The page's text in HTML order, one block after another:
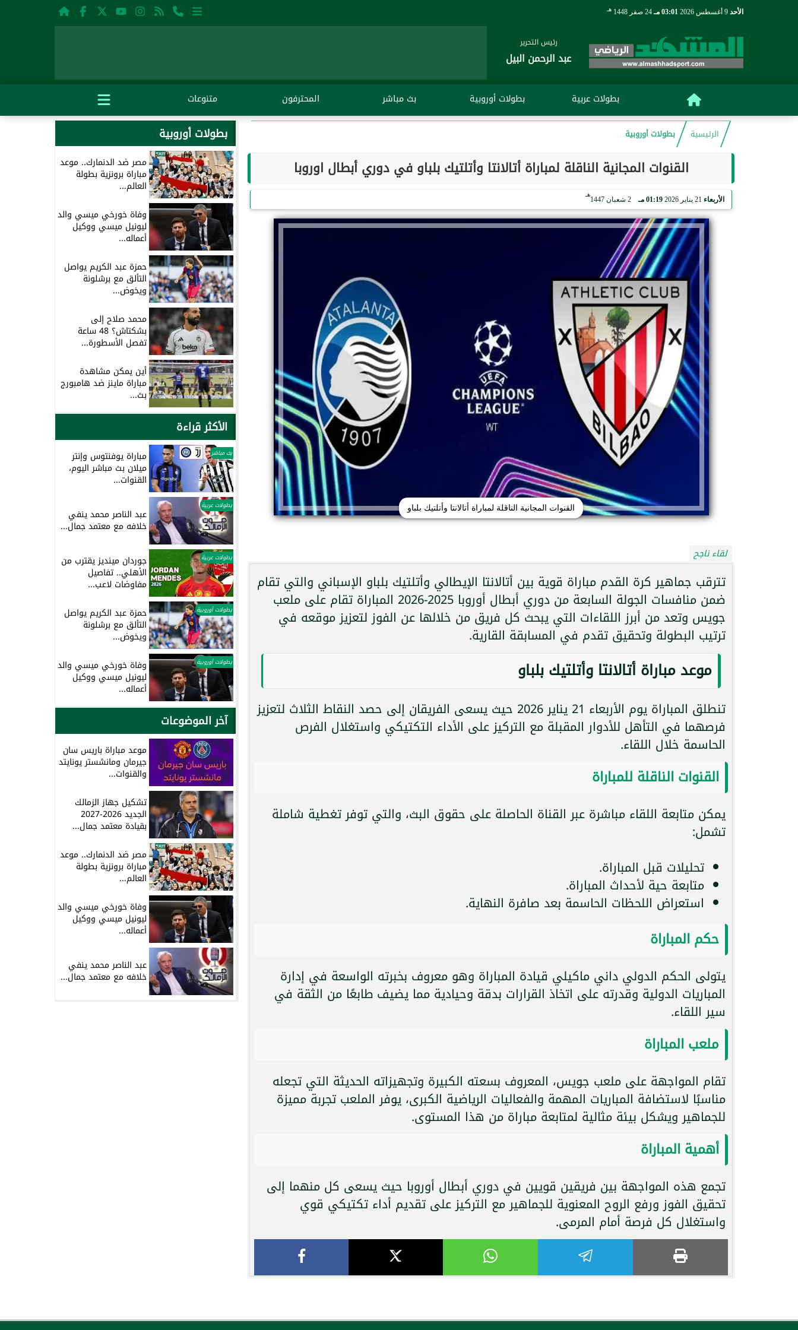
الأحد 03:01 مـ 24 صفر 1448 هـ
رئيس التحرير
عبد الرحمن البيل
بطولات عربية بطولات أوروبية بث مباشر المحترفون متنوعات
الرئيسية بطولات أوروبية
القنوات المجانية الناقلة لمباراة أتالانتا وأتلتيك بلباو في دوري أبطال اوروبا
الأربعاء 01:19 مـ 2 شعبان 1447
هـ
القنوات المجانية الناقلة لمباراة أتالانتا وأتلتيك بلباو
لقاء ناجح
تترقب جماهير كرة القدم مباراة قوية بين أتالانتا الإيطالي وأتلتيك بلباو الإسباني والتي تقام
ضمن منافسات الجولة السابعة من دوري أبطال أوروبا 2025-2026 المباراة تقام على ملعب
جويس وتعد من أبرز اللقاءات التي يبحث كل فريق من خلالها عن الفوز لتعزيز موقعه في
ترتيب البطولة وتحقيق تقدم في المسابقة القارية.
موعد مباراة أتالانتا وأتلتيك بلباو
تنطلق المباراة يوم الأربعاء 21 يناير 2026 حيث يسعى الفريقان إلى حصد النقاط الثلاث لتعزيز
فرصهما في التأهل للأدوار المقبلة مع التركيز على الأداء التكتيكي واستغلال الفرص
الحاسمة خلال اللقاء.
القنوات الناقلة للمباراة
يمكن متابعة اللقاء مباشرة عبر القناة الحاصلة على حقوق البث، والتي توفر تغطية شاملة
تشمل:
تحليلات قبل المباراة.
متابعة حية لأحداث المباراة.
استعراض اللحظات الحاسمة بعد صافرة النهاية.
حكم المباراة
يتولى الحكم الدولي داني ماكيلي قيادة المباراة وهو معروف بخبرته الواسعة في إدارة
المباريات الدولية وقدرته على اتخاذ القرارات بدقة وحيادية مما يضيف طابعًا من الثقة في
سير اللقاء.
ملعب المباراة
تقام المواجهة على ملعب جويس، المعروف بسعته الكبيرة وتجهيزاته الحديثة التي تجعله
مناسبًا لاستضافة المباريات المهمة والفعاليات الرياضية الكبرى، يوفر الملعب تجربة مميزة
للجماهير ويشكل بيئة مثالية لمتابعة مباراة من هذا المستوى.
أهمية المباراة
تجمع هذه المواجهة بين فريقين قويين في دوري أبطال أوروبا حيث يسعى كل منهما إلى
تحقيق الفوز ورفع الروح المعنوية للجماهير مع التركيز على تقديم أداء تكتيكي قوي
واستغلال كل فرصة أمام المرمى.
بطولات أوروبية
مصر ضد الدنمارك.. موعد
مباراة برونزية بطولة
العالم...
وفاة خورخي ميسي والد
ليونيل ميسي ووكيل
أعماله...
حمزة عبد الكريم يواصل
التألق مع برشلونة
ويخوض...
محمد صلاح إلى
بشكتاش؟ 48 ساعة
تفصل الأسطورة...
أين يمكن مشاهدة
مباراة ماينز ضد هامبورج
بث...
الأكثر قراءة
بث مباشر مباراة يوفنتوس وإنتر
ميلان بث مباشر اليوم،
القنوات...
بطولات عربية
عبد الناصر محمد ينفي
خلافه مع معتمد جمال...
بطولات عربية جوردان مينديز يقترب من
الأهلي.. تفاصيل
مفاوضات لاعب...
بطولات أوروبية حمزة عبد الكريم يواصل
التألق مع برشلونة
ويخوض...
بطولات أوروبية وفاة خورخي ميسي والد
ليونيل ميسي ووكيل
أعماله...
آخر الموضوعات
موعد مباراة باريس سان
جيرمان ومانشستر يونايتد
والقنوات...
تشكيل جهاز الزمالك
الجديد 2026-2027
بقيادة معتمد جمال...
مصر ضد الدنمارك.. موعد
مباراة برونزية بطولة
العالم...
وفاة خورخي ميسي والد
ليونيل ميسي ووكيل
أعماله...
عبد الناصر محمد ينفي
خلافه مع معتمد جمال...